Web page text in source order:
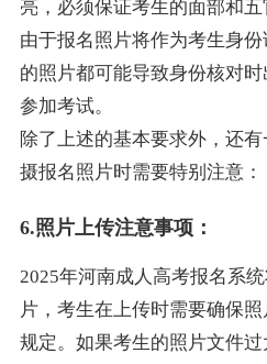
亮，必须保证考生的面部和五
由于报名照片将作为考生身
的照片都可能导致身份核对
参加考试。
除了上述的基本要求外，还
摄报名照片时需要特别注意：
6.照片上传注意事项：
2025年河南成人高考报名系
片，考生在上传时需要确保
规定。如果考生的照片文件